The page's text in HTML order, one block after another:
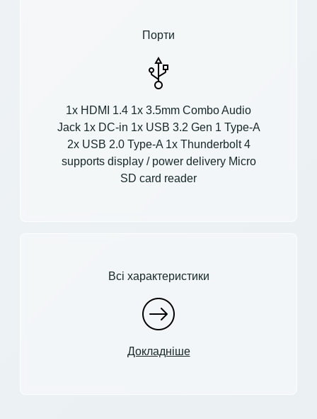
Порти
1x HDMI 1.4 1x 3.5mm Combo Audio
Jack 1x DC-in 1x USB 3.2 Gen 1 Type-A
2x USB 2.0 Type-A 1x Thunderbolt 4
supports display / power delivery Micro
SD card reader
Всі характеристики
Докладніше